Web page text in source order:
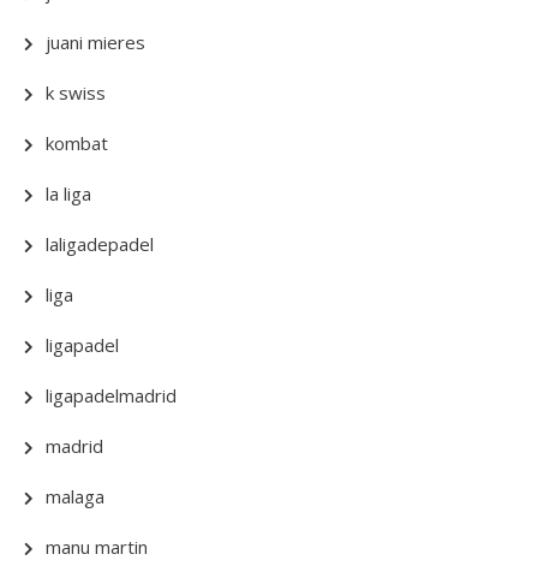
juani mieres
k swiss
kombat
la liga
laligadepadel
liga
ligapadel
ligapadelmadrid
madrid
malaga
manu martin